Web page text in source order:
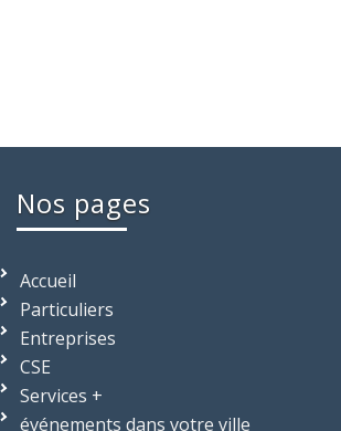
Nos pages
Accueil
Particuliers
Entreprises
CSE
Services +
événements dans votre ville